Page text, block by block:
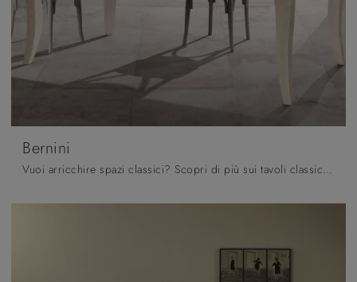
Bernini
Vuoi arricchire spazi classici? Scopri di più sui tavoli classici allungabili: il modello da pranzo Bernini ti aspetta.